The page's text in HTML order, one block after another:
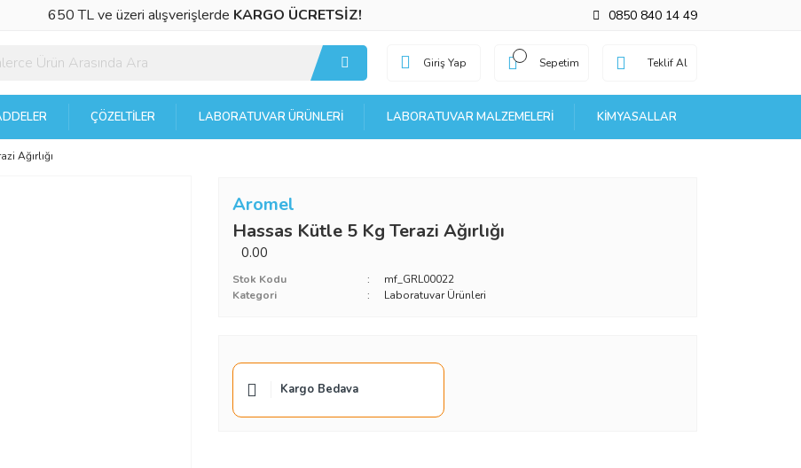
650 TL ve üzeri alışverişlerde KARGO ÜCRETSİZ! 0850 840 14 49
Giriş Yap Sepetim Teklif Al
ÇÖZELTILER LABORATUVAR ÜRÜNLERI LABORATUVAR MALZEMELERI KIMYASALLAR
Ağırlığı
Aromel
Hassas Kütle 5 Kg Terazi Ağırlığı
0.00
Stok Kodu
mf_GRL00022
Kategori
Laboratuvar Ürünleri
Kargo Bedava